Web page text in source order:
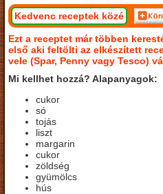
Kedvenc receptek közé
Ezt a receptet már többen
első aki feltölti az elkészített
vele (Spar, Penny vagy Tesco)
Mi kellhet hozzá? Alapanyagok:
cukor
só
tojás
liszt
margarin
cukor
zöldség
gyümölcs
hús